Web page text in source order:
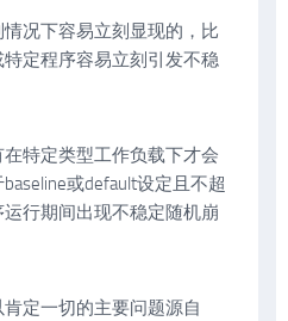
况下容易立刻显现的，比
定程序容易立刻引发不稳
特定类型工作负载下才会
或default设定且不超
行期间出现不稳定随机崩
定一切的主要问题源自